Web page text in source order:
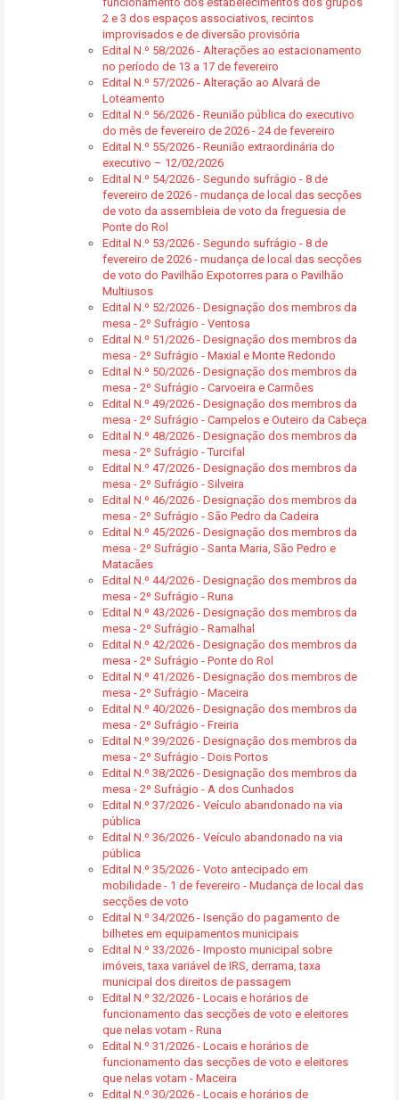
2 e 3 dos espaços associativos, recintos
improvisados e de diversão provisória
Edital N.º 58/2026 - Alterações ao estacionamento
no período de 13 a 17 de fevereiro
Edital N.º 57/2026 - Alteração ao Alvará de
Loteamento
Edital N.º 56/2026 - Reunião pública do executivo
do mês de fevereiro de 2026 - 24 de fevereiro
Edital N.º 55/2026 - Reunião extraordinária do
executivo – 12/02/2026
Edital N.º 54/2026 - Segundo sufrágio - 8 de
fevereiro de 2026 - mudança de local das secções
de voto da assembleia de voto da freguesia de
Ponte do Rol
Edital N.º 53/2026 - Segundo sufrágio - 8 de
fevereiro de 2026 - mudança de local das secções
de voto do Pavilhão Expotorres para o Pavilhão
Multiusos
Edital N.º 52/2026 - Designação dos membros da
mesa - 2º Sufrágio - Ventosa
Edital N.º 51/2026 - Designação dos membros da
mesa - 2º Sufrágio - Maxial e Monte Redondo
Edital N.º 50/2026 - Designação dos membros da
mesa - 2º Sufrágio - Carvoeira e Carmões
Edital N.º 49/2026 - Designação dos membros da
mesa - 2º Sufrágio - Campelos e Outeiro da Cabeça
Edital N.º 48/2026 - Designação dos membros da
mesa - 2º Sufrágio - Turcifal
Edital N.º 47/2026 - Designação dos membros da
mesa - 2º Sufrágio - Silveira
Edital N.º 46/2026 - Designação dos membros da
mesa - 2º Sufrágio - São Pedro da Cadeira
Edital N.º 45/2026 - Designação dos membros da
mesa - 2º Sufrágio - Santa Maria, São Pedro e
Matacães
Edital N.º 44/2026 - Designação dos membros da
mesa - 2º Sufrágio - Runa
Edital N.º 43/2026 - Designação dos membros da
mesa - 2º Sufrágio - Ramalhal
Edital N.º 42/2026 - Designação dos membros da
mesa - 2º Sufrágio - Ponte do Rol
Edital N.º 41/2026 - Designação dos membros de
mesa - 2º Sufrágio - Maceira
Edital N.º 40/2026 - Designação dos membros da
mesa - 2º Sufrágio - Freiria
Edital N.º 39/2026 - Designação dos membros da
mesa - 2º Sufrágio - Dois Portos
Edital N.º 38/2026 - Designação dos membros da
mesa - 2º Sufrágio - A dos Cunhados
Edital N.º 37/2026 - Veículo abandonado na via
pública
Edital N.º 36/2026 - Veículo abandonado na via
pública
Edital N.º 35/2026 - Voto antecipado em
mobilidade - 1 de fevereiro - Mudança de local das
secções de voto
Edital N.º 34/2026 - Isenção do pagamento de
bilhetes em equipamentos municipais
Edital N.º 33/2026 - Imposto municipal sobre
imóveis, taxa variável de IRS, derrama, taxa
municipal dos direitos de passagem
Edital N.º 32/2026 - Locais e horários de
funcionamento das secções de voto e eleitores
que nelas votam - Runa
Edital N.º 31/2026 - Locais e horários de
funcionamento das secções de voto e eleitores
que nelas votam - Maceira
Edital N.º 30/2026 - Locais e horários de